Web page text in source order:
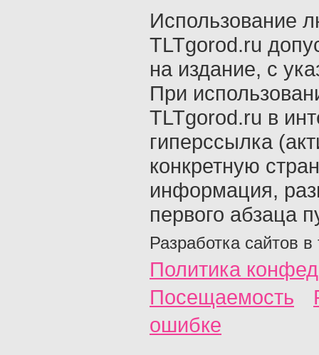
Использование
TLTgorod.ru
на издание, с
При
TLTgorod.ru в
гиперссылка
конкретную
информация,
первого абзаца
Разработка сайтов в
Политика
Посещаемость
ошибке